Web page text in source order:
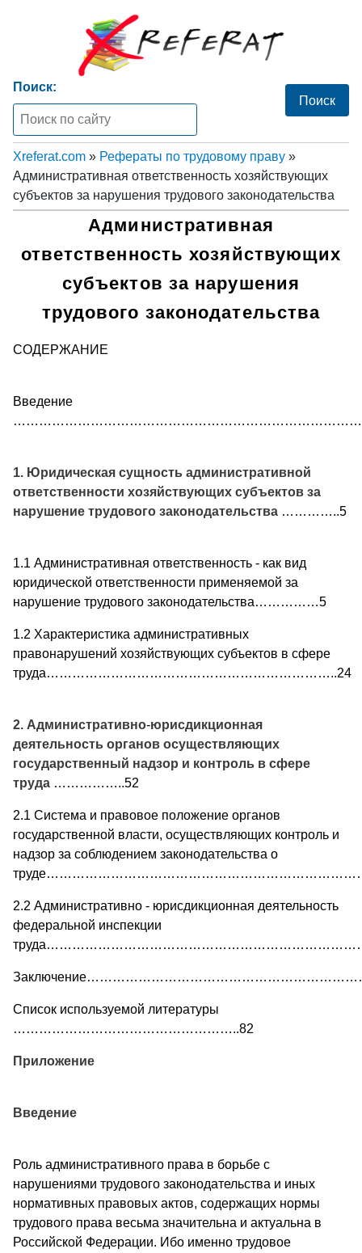
Поиск:
Xreferat.com » Рефераты по трудовому праву »
Административная ответственность хозяйствующих
субъектов за нарушения трудового законодательства
Административная
ответственность хозяйствующих
субъектов за нарушения
трудового законодательства
СОДЕРЖАНИЕ
Введение
1. Юридическая сущность административной
ответственности хозяйствующих субъектов за
нарушение трудового законодательства …………..5
1.1 Административная ответственность - как вид
юридической ответственности применяемой за
нарушение трудового законодательства……………5
1.2 Характеристика административных
правонарушений хозяйствующих субъектов в сфере
труда…………………………………………………………..24
2. Административно-юрисдикционная
деятельность органов осуществляющих
государственный надзор и контроль в сфере
труда ……………..52
2.1 Система и правовое положение органов
государственной власти, осуществляющих контроль и
надзор за соблюдением законодательства о
2.2 Административно - юрисдикционная деятельность
федеральной инспекции
Список используемой литературы
……………………………………………..82
Приложение
Введение
Роль административного права в борьбе с
нарушениями трудового законодательства и иных
нормативных правовых актов, содержащих нормы
трудового права весьма значительна и актуальна в
Российской Федерации. Ибо именно трудовое